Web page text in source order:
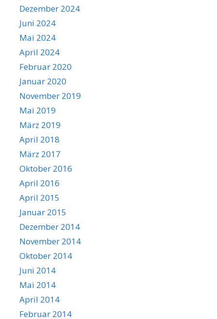
Dezember 2024
Juni 2024
Mai 2024
April 2024
Februar 2020
Januar 2020
November 2019
Mai 2019
März 2019
April 2018
März 2017
Oktober 2016
April 2016
April 2015
Januar 2015
Dezember 2014
November 2014
Oktober 2014
Juni 2014
Mai 2014
April 2014
Februar 2014